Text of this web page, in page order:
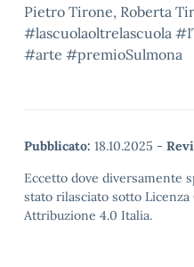
Pietro Tirone, Roberta
#lascuolaoltrelascuola
#arte #premioSulmona
Pubblicato: 18.10.2025 -
Eccetto dove diversamente
stato rilasciato sotto
Attribuzione 4.0 Italia.